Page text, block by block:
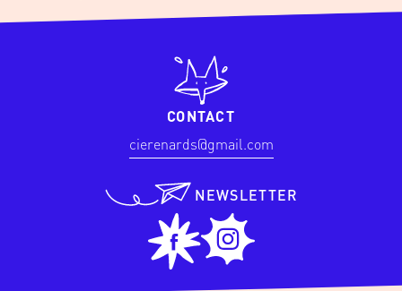
CONTACT
cierenards@gmail.com
NEWSLETTER